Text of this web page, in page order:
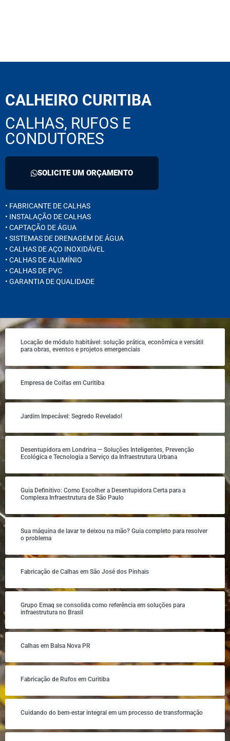
CALHEIRO CURITIBA
CALHAS, RUFOS E
CONDUTORES
SOLICITE UM ORÇAMENTO
• FABRICANTE DE CALHAS
• INSTALAÇÃO DE CALHAS
• CAPTAÇÃO DE ÁGUA
• SISTEMAS DE DRENAGEM DE ÁGUA
• CALHAS DE AÇO INOXIDÁVEL
• CALHAS DE ALUMÍNIO
• CALHAS DE PVC
• GARANTIA DE QUALIDADE
Locação de módulo habitável: solução prática, econômica e versátil
para obras, eventos e projetos emergenciais
Empresa de Coifas em Curitiba
Jardim Impecável: Segredo Revelado!
Desentupidora em Londrina — Soluções Inteligentes, Prevenção
Ecológica e Tecnologia a Serviço da Infraestrutura Urbana
Guia Definitivo: Como Escolher a Desentupidora Certa para a
Complexa Infraestrutura de São Paulo
Sua máquina de lavar te deixou na mão? Guia completo para resolver
o problema
Fabricação de Calhas em São José dos Pinhais
Grupo Emaq se consolida como referência em soluções para
infraestrutura no Brasil
Calhas em Balsa Nova PR
Fabricação de Rufos em Curitiba
Cuidando do bem-estar integral em um processo de transformação